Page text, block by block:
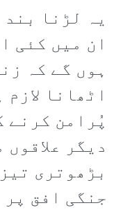
یہ لڑنا
ان میں کئی
ہوں گے کہ
اٹھانا
پُرامن کرنے
دیگر
بڑھوتری
جنگی افق پر